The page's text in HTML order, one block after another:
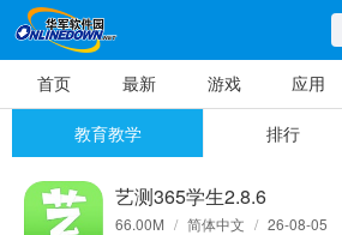
首页 最新 游戏 应用
教育教学 排行
艺测365学生2.8.6
66.00M / 简体中文 / 26-08-05